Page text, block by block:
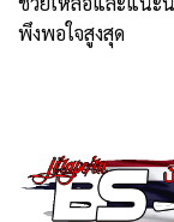
พึงพอใจสูงสุด